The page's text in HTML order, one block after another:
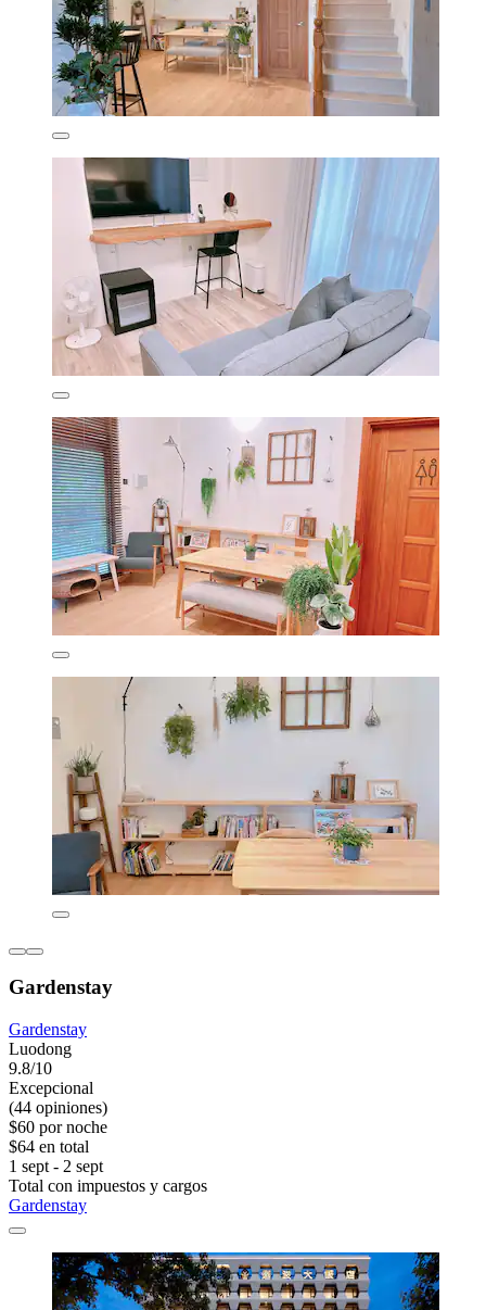
Gardenstay
Gardenstay
Luodong
9.8/10
Excepcional
(44 opiniones)
$60 por noche
$64 en total
1 sept - 2 sept
Total con impuestos y cargos
Gardenstay